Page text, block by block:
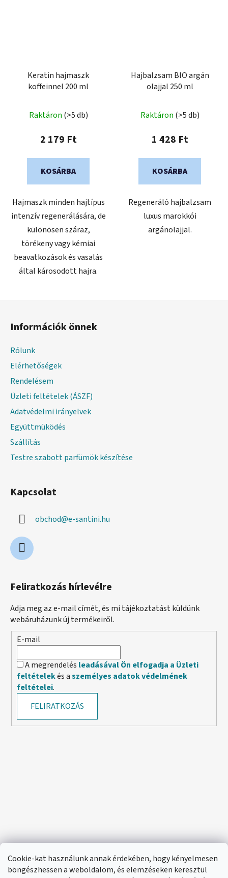
Cookie-kat használunk annak érdekében, hogy kényelmesen
böngészhessen a weboldalom, és elemzéseken keresztül
Keratin hajmaszk
koffeinnel 200 ml
Raktáron (>5 db)
2 179 Ft
KOSÁRBA
Hajmaszk minden hajtípus
intenzív regenerálására, de
különösen száraz,
törékeny vagy kémiai
beavatkozások és vasalás
által károsodott hajra.
Hajbalzsam BIO argán
olajjal 250 ml
Raktáron (>5 db)
1 428 Ft
KOSÁRBA
Regeneráló hajbalzsam
luxus marokkói
argánolajjal.
Információk önnek
Rólunk
Elérhetőségek
Rendelésem
Üzleti feltételek (ÁSZF)
Adatvédelmi irányelvek
Együttmüködés
Szállítás
Testre szabott parfümök készítése
Kapcsolat
obchod@e-santini.hu
Feliratkozás hírlevélre
Adja meg az e-mail címét, és mi tájékoztatást küldünk
webáruházunk új termékeiről.
E-mail
A megrendelés leadásával Ön elfogadja a Üzleti
feltételekés aszemélyes adatok védelmének
feltételei.
FELIRATKOZÁS